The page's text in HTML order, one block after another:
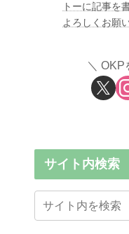
トーに記事を
よろしくお願
OKP
サイト内検索